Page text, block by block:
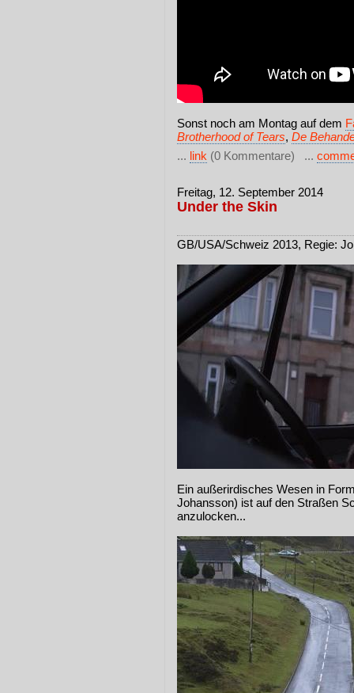
Sonst noch am Montag auf dem
Brotherhood of Tears, De
... link (0 Kommentare) ...
Freitag, 12. September 2014
Under the Skin
GB/USA/Schweiz 2013, Regie:
Ein außerirdisches Wesen in
Johansson) ist auf den Straßen
anzulocken...